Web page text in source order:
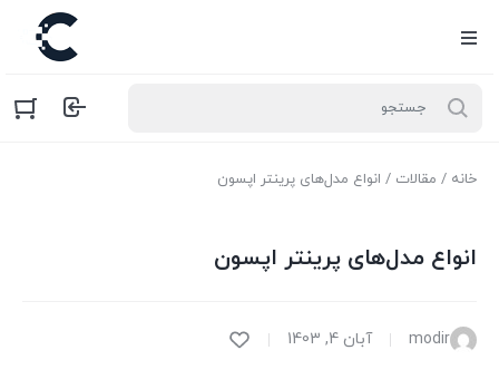
خانه / مقالات / انواع مدل‌های پرینتر اپسون
انواع مدل‌های پرینتر اپسون
modir آبان 4, 1403